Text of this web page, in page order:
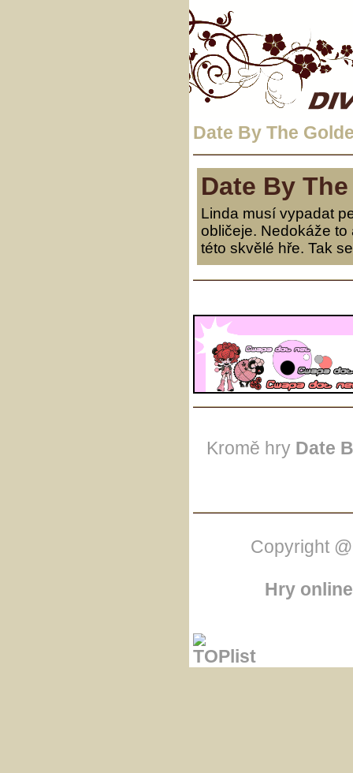
Date By The
Date By
Linda musí vypadat
obličeje. Nedokáže
této skvělé hře. Tak
Kromě hry Date
Copyright
Hry online